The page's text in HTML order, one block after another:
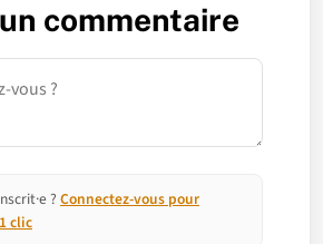
commentaire
? Connectez-vous pour
clic